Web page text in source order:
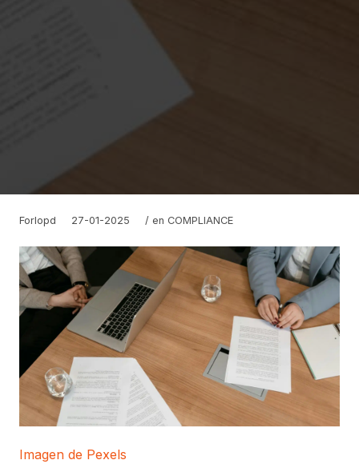
Forlopd 27-01-2025 / en COMPLIANCE
Imagen de Pexels